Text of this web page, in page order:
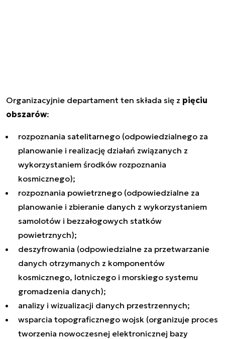
Organizacyjnie departament ten składa się z pięciu
obszarów:
rozpoznania satelitarnego (odpowiedzialnego za
planowanie i realizację działań związanych z
wykorzystaniem środków rozpoznania
kosmicznego);
rozpoznania powietrznego (odpowiedzialne za
planowanie i zbieranie danych z wykorzystaniem
samolotów i bezzałogowych statków
powietrznych);
deszyfrowania (odpowiedzialne za przetwarzanie
danych otrzymanych z komponentów
kosmicznego, lotniczego i morskiego systemu
gromadzenia danych);
analizy i wizualizacji danych przestrzennych;
wsparcia topograficznego wojsk (organizuje proces
tworzenia nowoczesnej elektronicznej bazy